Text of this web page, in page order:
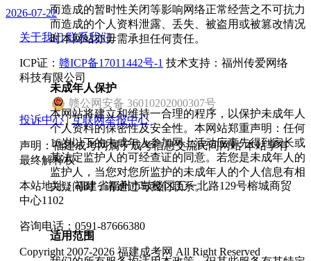
而造成的暂时性关闭等影响网络正常经营之不可抗力
而造成的个人资料泄露、丢失、被盗用或被篡改情况
时本网站亦毋需承担任何责任。
未成年人保护
本网站将建立和维持一合理的程序，以保护未成年人
个人资料的保密性及安全性。本网站郑重声明：任何
16岁以下的未成年人参加网上活动应事先得到家长或
其法定监护人的可经查证的同意。若您是未成年人的
监护人，当您对您所监护的未成年人的个人信息有相
关疑问时，请通过与我们联系。
适用范围
2026-07-22
关于我们 联系我们
ICP证： 赣ICP备17011442号-1 技术支持：福州传爱网络
科技有限公司
赣公网安备 36010202000307号
投诉中心|互联网举报中心
声明：福建成考网属于成考信息交流民间网站 本站享有
最终解释权
本站地址：福建省福州市鼓楼区五一北路129号榕城商贸
中心1102
咨询电话：0591-87666380
Copyright 2007-2026 福建成考网 All Right Reserved